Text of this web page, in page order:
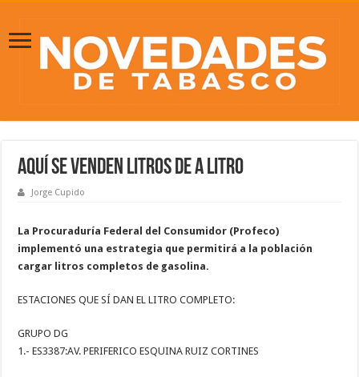
Aquí se venden litros de a litro
Jorge Cupido
La Procuraduría Federal del Consumidor​ (Profeco)
implementó una estrategia que permitirá a la población
cargar litros completos de gasolina.
ESTACIONES QUE SÍ DAN EL LITRO COMPLETO:
GRUPO DG
1.- ES3387:AV. PERIFERICO ESQUINA RUIZ CORTINES